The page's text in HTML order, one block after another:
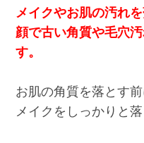
メイクやお肌の汚れ
顔で古い角質や毛穴
す。
お肌の角質を落とす
メイクをしっかりと落